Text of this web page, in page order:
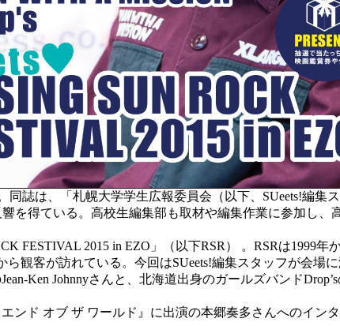
誌は、「札幌大学学生広報委員会（以下、SUeets!編集
を得ている。高校生編集部も取材や編集作業に参加し
FESTIVAL 2015 in EZO」（以下RSR） 。RSRは1999
観客が訪れている。今回はSUeets!編集スタッフが会場
Ken Johnnyさんと、北海道出身のガールズバンド
ド オブ ザ ワールド』に出演の本郷奏多さんへのイン